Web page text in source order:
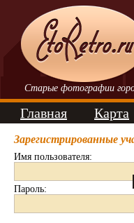
Старые фотографии
Главная Карта
Зарегистрированные
Имя пользователя:
Пароль: